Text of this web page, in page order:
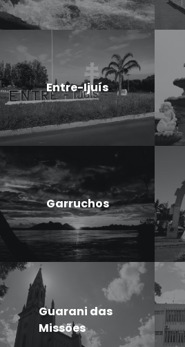
Entre-Ijuís
Garruchos
Guarani das
Missões